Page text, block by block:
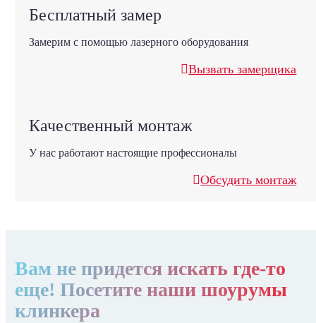
Бесплатный замер
Замерим с помощью лазерного оборудования
Вызвать замерщика
Качественный монтаж
У нас работают настоящие профессионалы
Обсудить монтаж
Вам не придется искать где-то
еще! Посетите наши шоурумы
клинкера